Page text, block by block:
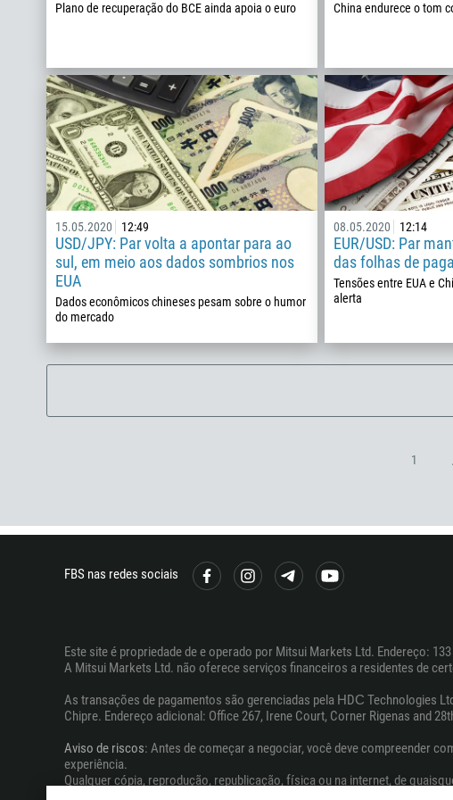
Plano de recuperação do BCE ainda apoia o euro China endurece o tom
15.05.2020 12:49
USD/JPY: Par volta a apontar para ao
sul, em meio aos dados sombrios nos
EUA
Dados econômicos chineses pesam sobre o humor
do mercado
08.05.2020 12:14
EUR/USD: Par
das folhas de
Tensões entre EUA e
alerta
1
FBS nas redes sociais
Este site é propriedade de e operado por Mitsui Markets Ltd. Endereço:
A Mitsui Markets Ltd. não oferece serviços financeiros a residentes de
As transações de pagamentos são gerenciadas pela НDС Technologies
Chipre. Endereço adicional: Office 267, Irene Court, Corner Rigenas and
Aviso de riscos: Antes de começar a negociar, você deve compreender
experiência.
Qualquer cópia, reprodução, republicação, física ou na internet, de